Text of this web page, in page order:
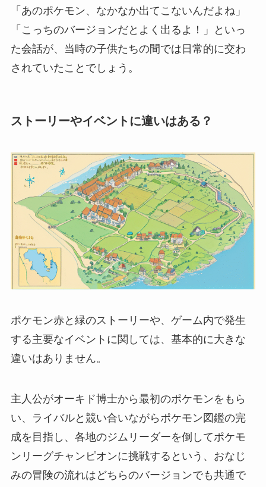
「あのポケモン、なかなか出てこないんだよね」
「こっちのバージョンだとよく出るよ！」といっ
た会話が、当時の子供たちの間では日常的に交わ
されていたことでしょう。
ストーリーやイベントに違いはある？
ポケモン赤と緑のストーリーや、ゲーム内で発生
する主要なイベントに関しては、基本的に大きな
違いはありません。
主人公がオーキド博士から最初のポケモンをもら
い、ライバルと競い合いながらポケモン図鑑の完
成を目指し、各地のジムリーダーを倒してポケモ
ンリーグチャンピオンに挑戦するという、おなじ
みの冒険の流れはどちらのバージョンでも共通で